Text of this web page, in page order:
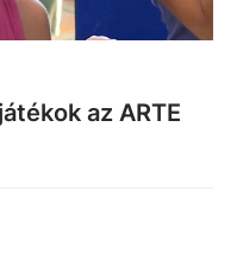
az ARTE